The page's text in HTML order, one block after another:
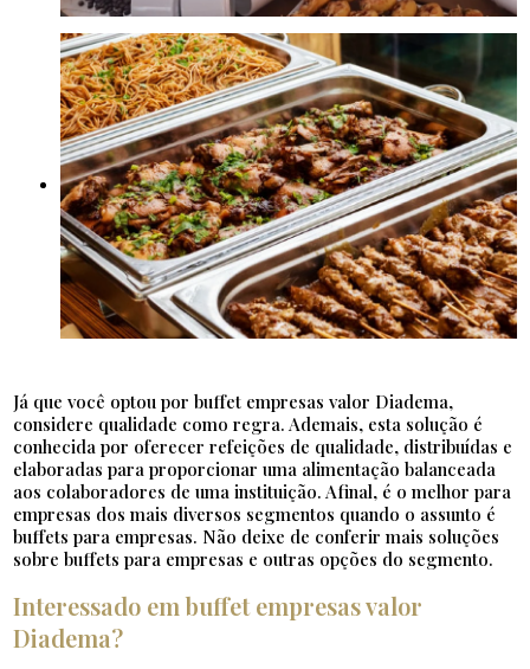
Já que você optou por buffet empresas valor Diadema,
considere qualidade como regra. Ademais, esta solução é
conhecida por oferecer refeições de qualidade, distribuídas e
elaboradas para proporcionar uma alimentação balanceada
aos colaboradores de uma instituição. Afinal, é o melhor para
empresas dos mais diversos segmentos quando o assunto é
buffets para empresas. Não deixe de conferir mais soluções
sobre buffets para empresas e outras opções do segmento.
Interessado em buffet empresas valor
Diadema?